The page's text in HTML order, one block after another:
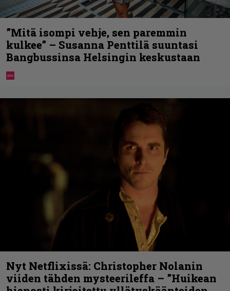
”Mitä isompi vehje, sen paremmin
kulkee” – Susanna Penttilä suuntasi
Bangbussinsa Helsingin keskustaan
Nyt Netflixissä: Christopher Nolanin
viiden tähden mysteerileffa – ”Huikean